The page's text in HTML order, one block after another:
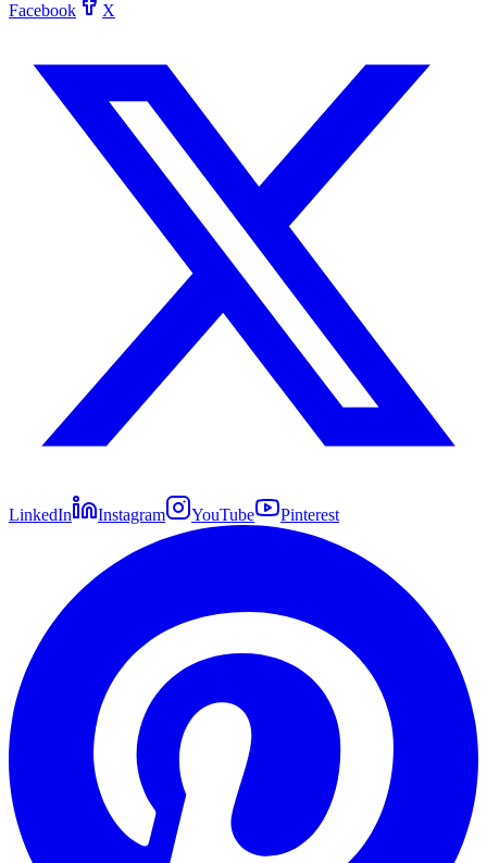
Facebook X
LinkedIn Instagram YouTube Pinterest